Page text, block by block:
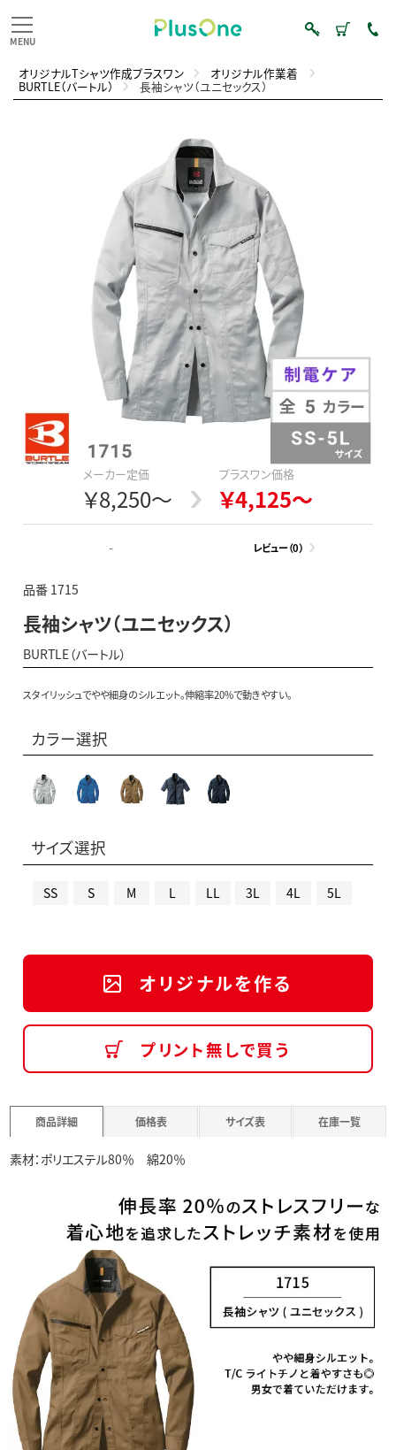
オリジナルTシャツ作成プラスワン オリジナル作業着
BURTLE（バートル） 長袖シャツ（ユニセックス）
メーカー定価
￥8,250～
プラスワン価格
￥4,125～
- レビュー（0）
品番 1715
長袖シャツ（ユニセックス）
BURTLE（バートル）
スタイリッシュでやや細身のシルエット。伸縮率20%で動きやすい。
カラー選択
サイズ選択
SS S M L LL 3L 4L 5L
オリジナルを作る
プリント無しで買う
商品詳細 価格表 サイズ表 在庫一覧
素材：ポリエステル80％ 綿20％